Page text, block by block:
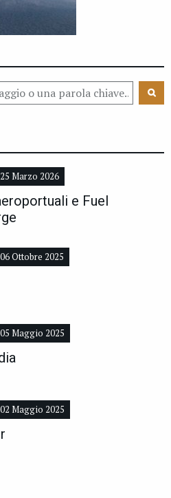
25 Marzo 2026
e Fuel
06 Ottobre 2025
05 Maggio 2025
02 Maggio 2025